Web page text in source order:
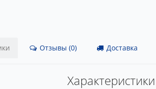
Отзывы (0) Доставка